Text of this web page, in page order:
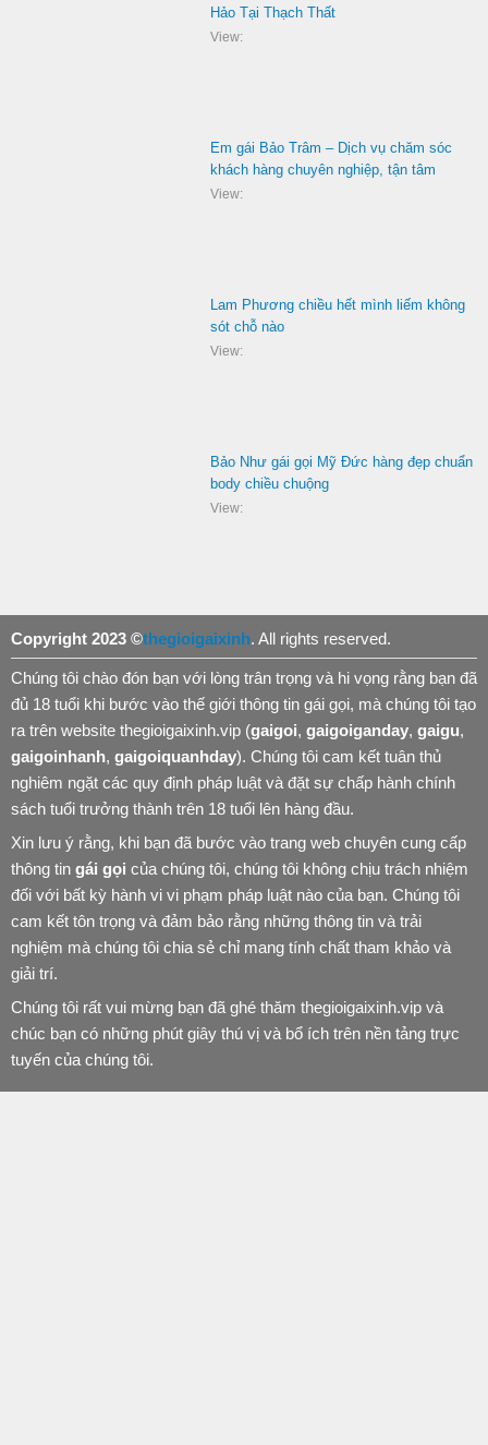
Hảo Tại Thạch Thất
View:
Em gái Bảo Trâm – Dịch vụ chăm sóc
khách hàng chuyên nghiệp, tận tâm
View:
Lam Phương chiều hết mình liếm không
sót chỗ nào
View:
Bảo Như gái gọi Mỹ Đức hàng đẹp chuẩn
body chiều chuộng
View:
Copyright 2023 ©thegioigaixinh. All rights reserved.
Chúng tôi chào đón bạn với lòng trân trọng và hi vọng rằng bạn đã
đủ 18 tuổi khi bước vào thế giới thông tin gái gọi, mà chúng tôi tạo
ra trên website thegioigaixinh.vip (gaigoi, gaigoiganday, gaigu,
gaigoinhanh, gaigoiquanhday). Chúng tôi cam kết tuân thủ
nghiêm ngặt các quy định pháp luật và đặt sự chấp hành chính
sách tuổi trưởng thành trên 18 tuổi lên hàng đầu.
Xin lưu ý rằng, khi bạn đã bước vào trang web chuyên cung cấp
thông tin gái gọi của chúng tôi, chúng tôi không chịu trách nhiệm
đối với bất kỳ hành vi vi phạm pháp luật nào của bạn. Chúng tôi
cam kết tôn trọng và đảm bảo rằng những thông tin và trải
nghiệm mà chúng tôi chia sẻ chỉ mang tính chất tham khảo và
giải trí.
Chúng tôi rất vui mừng bạn đã ghé thăm thegioigaixinh.vip và
chúc bạn có những phút giây thú vị và bổ ích trên nền tảng trực
tuyến của chúng tôi.